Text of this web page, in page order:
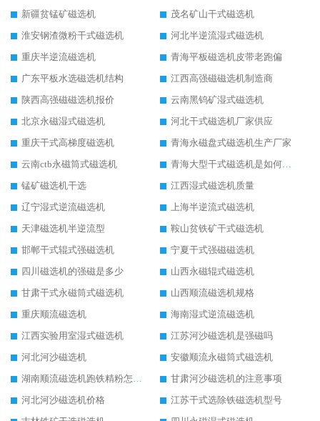
新疆贫锰矿磁选机
茂名矿山干式磁选机
淮安钢渣微粉干式磁选机
河北半逆流湿式磁选机
重庆半逆流磁选机
青海平板磁选机皮带老跑偏
广东平板水选磁选机结构
江西高强磁磁选机制造商
陕西高强磁磁选机报价
云南黑钨矿湿式磁选机
北京永磁湿式磁选机
河北干式磁选机厂家供应
重庆干式高梯度磁选机
青海永磁盘式磁选机生产厂家
云南ctb永磁筒式磁选机
青海大型干式磁选机是如何选矿的
锰矿磁选机干选
江西湿式磁选机质量
辽宁湿式逆流磁选机
上海半逆流式磁选机
天津磁选机半逆流型
鞍山贫铁矿干式磁选机
邯郸干式辊式强磁选机
宁夏干式强磁磁选机
四川磁选机的强磁是多少
山西永磁辊式磁选机
甘肃干式永磁筒式磁选机
山西顺流磁选机规格
重庆顺流磁选机
海南湿式逆流磁选机
江西实验用室湿式磁选机
江苏河沙磁选机是强磁吗
河北河沙磁选机
安徽顺流永磁筒式磁选机
湖南顺流磁选机跑铁精粉怎么处理
甘肃河沙磁选机的注意事项
河北河沙磁选机价格
江苏干式选除铁磁选机型号